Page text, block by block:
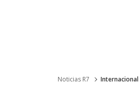
Noticias R7 Internacional